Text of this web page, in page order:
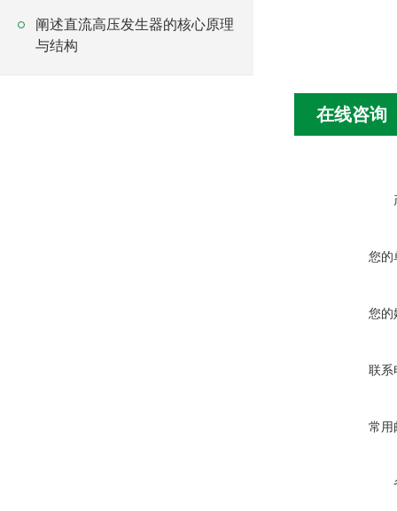
阐述直流高压发生器的核心原理
与结构
在线咨询
您的
您的
联系
常用